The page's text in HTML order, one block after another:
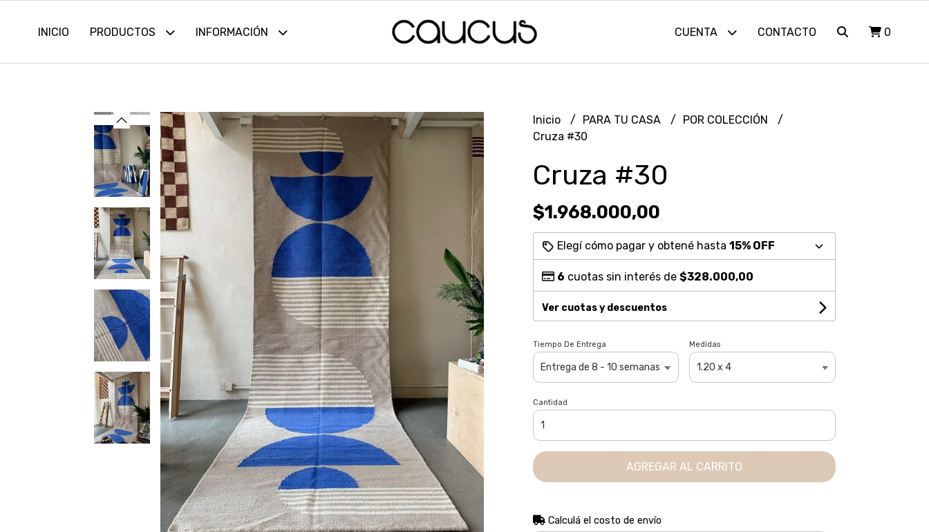
INICIO PRODUCTOS INFORMACIÓN CUENTA CONTACTO 0
Inicio PARA TU CASA
POR COLECCIÓN
Cruza #30
Cruza #30
$1.968.000,00
Elegí cómo pagar y obtené hasta 15% OFF
6 cuotas sin interés de $328.000,00
Ver cuotas y descuentos
Tiempo De Entrega Medidas
Cantidad
AGREGAR AL CARRITO
Calculá el costo de envío